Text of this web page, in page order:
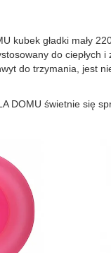
kubek gładki mały
do ciepłych
do trzymania, jest
DOMU świetnie się